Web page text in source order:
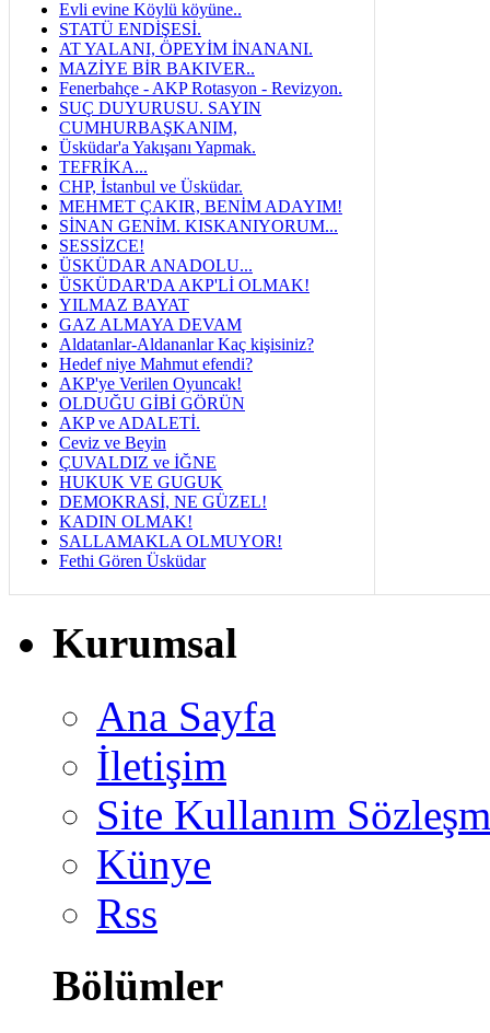
Evli evine Köylü köyüne..
STATÜ ENDİŞESİ.
AT YALANI, ÖPEYİM İNANANI.
MAZİYE BİR BAKIVER..
Fenerbahçe - AKP Rotasyon - Revizyon.
SUÇ DUYURUSU. SAYIN
CUMHURBAŞKANIM,
Üsküdar'a Yakışanı Yapmak.
TEFRİKA...
CHP, İstanbul ve Üsküdar.
MEHMET ÇAKIR, BENİM ADAYIM!
SİNAN GENİM. KISKANIYORUM...
SESSİZCE!
ÜSKÜDAR ANADOLU...
ÜSKÜDAR'DA AKP'Lİ OLMAK!
YILMAZ BAYAT
GAZ ALMAYA DEVAM
Aldatanlar-Aldananlar Kaç kişisiniz?
Hedef niye Mahmut efendi?
AKP'ye Verilen Oyuncak!
OLDUĞU GİBİ GÖRÜN
AKP ve ADALETİ.
Ceviz ve Beyin
ÇUVALDIZ ve İĞNE
HUKUK VE GUGUK
DEMOKRASİ, NE GÜZEL!
KADIN OLMAK!
SALLAMAKLA OLMUYOR!
Fethi Gören Üsküdar
Kurumsal
Ana Sayfa
İletişim
Site Kullanım
Künye
Rss
Bölümler